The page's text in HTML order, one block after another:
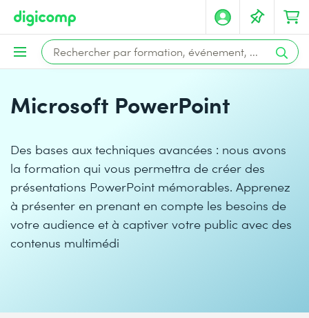
Microsoft PowerPoint
Des bases aux techniques avancées : nous avons
la formation qui vous permettra de créer des
présentations PowerPoint mémorables. Apprenez
à présenter en prenant en compte les besoins de
votre audience et à captiver votre public avec des
contenus multimédi